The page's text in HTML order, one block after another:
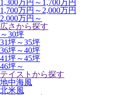
1,300万円～1,700万円
1,700万円～2,000万円
2,000万円～
広さから探す
～30坪
31坪～35坪
36坪～40坪
41坪～45坪
46坪～
テイストから探す
地中海風
北米風